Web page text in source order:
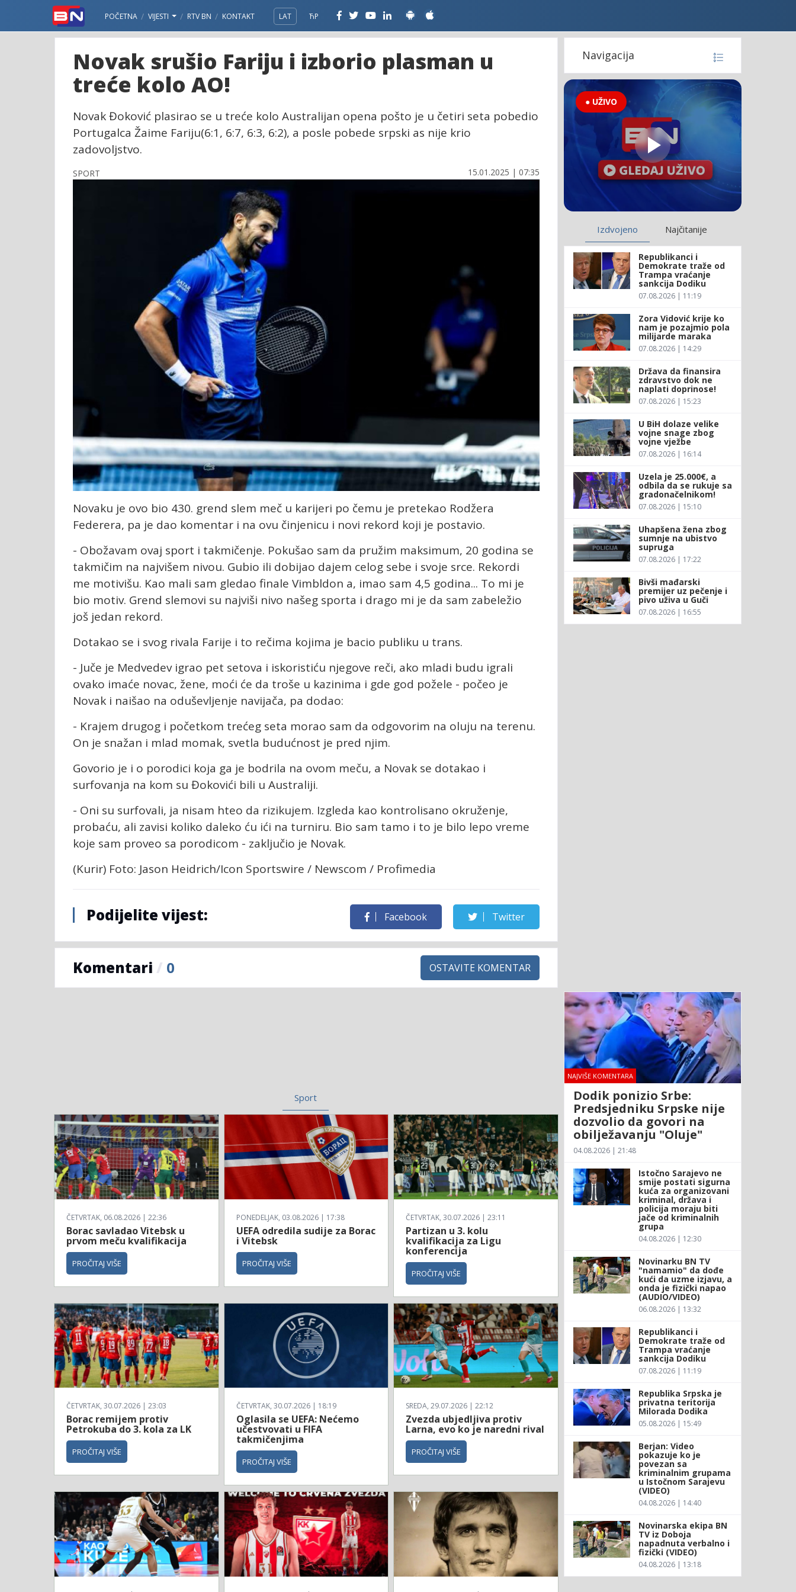
POČETNA VIJESTI RTV BN KONTAKT LAT ЋР
Novak srušio Fariju i izborio plasman u
treće kolo AO!
Novak Đoković plasirao se u treće kolo Australijan opena pošto je u četiri seta pobedio
Portugalca Žaime Fariju(6:1, 6:7, 6:3, 6:2), a posle pobede srpski as nije krio
zadovoljstvo.
SPORT 15.01.2025 | 07:35
Novaku je ovo bio 430. grend slem meč u karijeri po čemu je pretekao Rodžera
Federera, pa je dao komentar i na ovu činjenicu i novi rekord koji je postavio.
- Obožavam ovaj sport i takmičenje. Pokušao sam da pružim maksimum, 20 godina se
takmičim na najvišem nivou. Gubio ili dobijao dajem celog sebe i svoje srce. Rekordi
me motivišu. Kao mali sam gledao finale Vimbldon a, imao sam 4,5 godina... To mi je
bio motiv. Grend slemovi su najviši nivo našeg sporta i drago mi je da sam zabeležio
još jedan rekord.
Dotakao se i svog rivala Farije i to rečima kojima je bacio publiku u trans.
- Juče je Medvedev igrao pet setova i iskoristiću njegove reči, ako mladi budu igrali
ovako imaće novac, žene, moći će da troše u kazinima i gde god požele - počeo je
Novak i naišao na oduševljenje navijača, pa dodao:
- Krajem drugog i početkom trećeg seta morao sam da odgovorim na oluju na terenu.
On je snažan i mlad momak, svetla budućnost je pred njim.
Govorio je i o porodici koja ga je bodrila na ovom meču, a Novak se dotakao i
surfovanja na kom su Đokovići bili u Australiji.
- Oni su surfovali, ja nisam hteo da rizikujem. Izgleda kao kontrolisano okruženje,
probaću, ali zavisi koliko daleko ću ići na turniru. Bio sam tamo i to je bilo lepo vreme
koje sam proveo sa porodicom - zaključio je Novak.
(Kurir) Foto: Jason Heidrich/Icon Sportswire / Newscom / Profimedia
Podijelite vijest: Facebook Twitter
Komentari / 0 OSTAVITE KOMENTAR
Sport
ČETVRTAK, 06.08.2026 | 22:36
Borac savladao Vitebsk u
prvom meču kvalifikacija
PROČITAJ VIŠE
PONEDELJAK, 03.08.2026 | 17:38
UEFA odredila sudije za Borac
i Vitebsk
PROČITAJ VIŠE
ČETVRTAK, 30.07.2026 | 23:11
Partizan u 3. kolu
kvalifikacija za Ligu
konferencija
PROČITAJ VIŠE
ČETVRTAK, 30.07.2026 | 23:03
Borac remijem protiv
Petrokuba do 3. kola za LK
PROČITAJ VIŠE
ČETVRTAK, 30.07.2026 | 18:19
Oglasila se UEFA: Nećemo
učestvovati u FIFA
takmičenjima
PROČITAJ VIŠE
SREDA, 29.07.2026 | 22:12
Zvezda ubjedljiva protiv
Larna, evo ko je naredni rival
PROČITAJ VIŠE
Navigacija
● UŽIVO
Izdvojeno Najčitanije
Republikanci i
Demokrate traže od
Trampa vraćanje
sankcija Dodiku
07.08.2026 | 11:19
Zora Vidović krije ko
nam je pozajmio pola
milijarde maraka
07.08.2026 | 14:29
Država da finansira
zdravstvo dok ne
naplati doprinose!
07.08.2026 | 15:23
U BiH dolaze velike
vojne snage zbog
vojne vježbe
07.08.2026 | 16:14
Uzela je 25.000€, a
odbila da se rukuje sa
gradonačelnikom!
07.08.2026 | 15:10
Uhapšena žena zbog
sumnje na ubistvo
supruga
07.08.2026 | 17:22
Bivši mađarski
premijer uz pečenje i
pivo uživa u Guči
07.08.2026 | 16:55
NAJVIŠE KOMENTARA
Dodik ponizio Srbe:
Predsjedniku Srpske nije
dozvolio da govori na
obilježavanju "Oluje"
04.08.2026 | 21:48
Istočno Sarajevo ne
smije postati sigurna
kuća za organizovani
kriminal, država i
policija moraju biti
jače od kriminalnih
grupa
04.08.2026 | 12:30
Novinarku BN TV
"namamio" da dođe
kući da uzme izjavu, a
onda je fizički napao
(AUDIO/VIDEO)
06.08.2026 | 13:32
Republikanci i
Demokrate traže od
Trampa vraćanje
sankcija Dodiku
07.08.2026 | 11:19
Republika Srpska je
privatna teritorija
Milorada Dodika
05.08.2026 | 15:49
Berjan: Video
pokazuje ko je
povezan sa
kriminalnim grupama
u Istočnom Sarajevu
(VIDEO)
04.08.2026 | 14:40
Novinarska ekipa BN
TV iz Doboja
napadnuta verbalno i
fizički (VIDEO)
04.08.2026 | 13:18